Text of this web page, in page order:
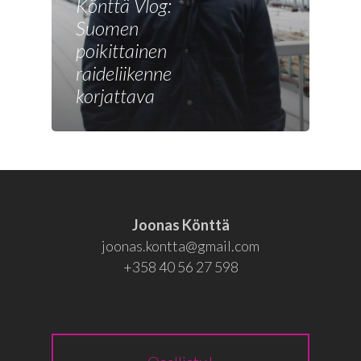
Könttä Vlog:
Suomen
poikittainen
raideliikenne
korjattava
Joonas Könttä
joonas.kontta@gmail.com
+358 40 56 27 598
Vaalit
Osallistu
EN
RU